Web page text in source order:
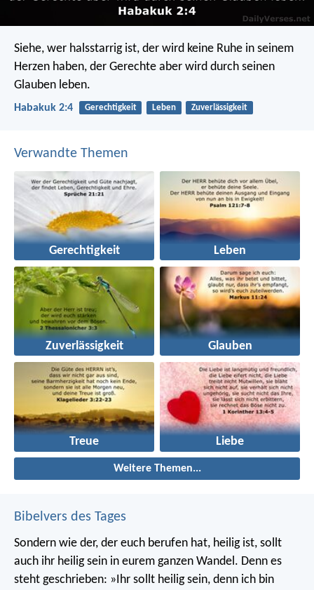
Siehe, wer halsstarrig ist, der wird keine Ruhe in seinem
Herzen haben, der Gerechte aber wird durch seinen
Glauben leben.
Habakuk 2:4 Gerechtigkeit Leben Zuverlässigkeit
Verwandte Themen
Gerechtigkeit Leben
Zuverlässigkeit Glauben
Treue Liebe
Weitere Themen...
Bibelvers des Tages
Sondern wie der, der euch berufen hat, heilig ist, sollt
auch ihr heilig sein in eurem ganzen Wandel. Denn es
steht geschrieben: »Ihr sollt heilig sein, denn ich bin